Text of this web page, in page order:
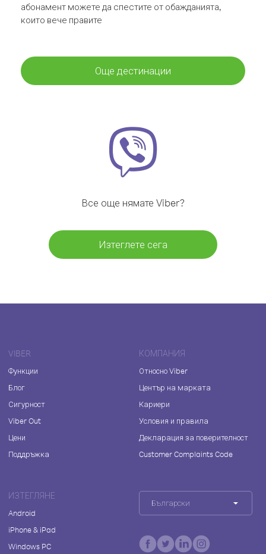
абонамент можете да спестите от обажданията,
които вече правите
Още дестинации
Все още нямате Viber?
Изтеглете сега
VIBER
Функции
Блог
Сигурност
Viber Out
Цени
Поддръжка
КОМПАНИЯ
Относно Viber
Център на марката
Кариери
Условия и правила
Декларация за поверителност
Customer Complaints Code
ИЗТЕГЛЯНЕ
Android
iPhone & iPad
Windows PC
Български